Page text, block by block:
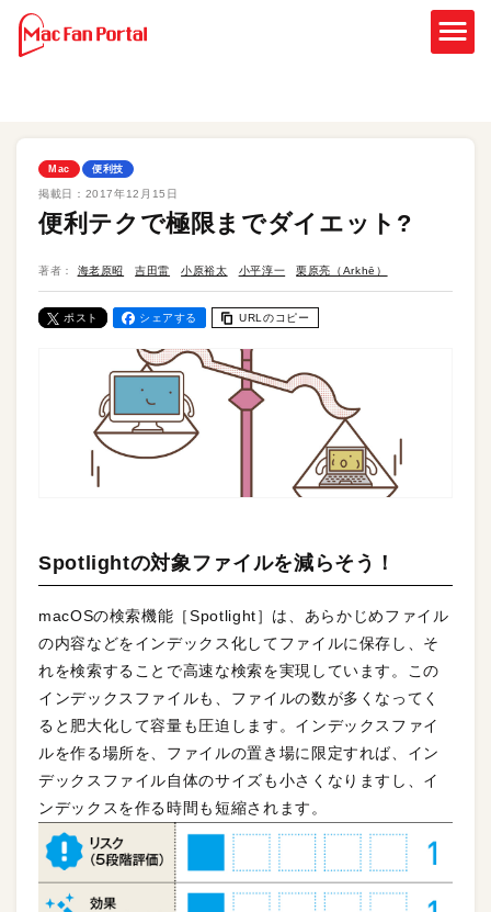
Mac 便利技
掲載日： 2017年12月15日
便利テクで極限までダイエット?
著者： 海老原昭 吉田雷 小原裕太 小平淳一 栗原亮（Arkhē）
ポスト シェアする URLのコピー
Spotlightの対象ファイルを減らそう！
macOSの検索機能［Spotlight］は、あらかじめファイル
の内容などをインデックス化してファイルに保存し、そ
れを検索することで高速な検索を実現しています。この
インデックスファイルも、ファイルの数が多くなってく
ると肥大化して容量も圧迫します。インデックスファイ
ルを作る場所を、ファイルの置き場に限定すれば、イン
デックスファイル自体のサイズも小さくなりますし、イ
ンデックスを作る時間も短縮されます。